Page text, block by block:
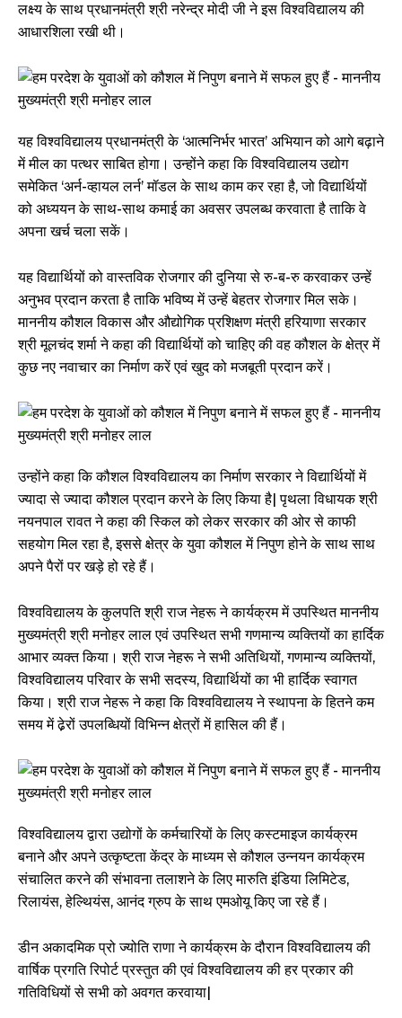
लक्ष्य के साथ प्रधानमंत्री श्री नरेन्द्र मोदी जी ने इस विश्वविद्यालय की
आधारशिला रखी थी।
यह विश्वविद्यालय प्रधानमंत्री के ‘आत्मनिर्भर भारत’ अभियान को आगे बढ़ाने
में मील का पत्थर साबित होगा। उन्होंने कहा कि विश्वविद्यालय उद्योग
समेकित ‘अर्न-व्हायल लर्न’ मॉडल के साथ काम कर रहा है, जो विद्यार्थियों
को अध्ययन के साथ-साथ कमाई का अवसर उपलब्ध करवाता है ताकि वे
अपना खर्च चला सकें।
यह विद्यार्थियों को वास्तविक रोजगार की दुनिया से रु-ब-रु करवाकर उन्हें
अनुभव प्रदान करता है ताकि भविष्य में उन्हें बेहतर रोजगार मिल सके।
माननीय कौशल विकास और औद्योगिक प्रशिक्षण मंत्री हरियाणा सरकार
श्री मूलचंद शर्मा ने कहा की विद्यार्थियों को चाहिए की वह कौशल के क्षेत्र में
कुछ नए नवाचार का निर्माण करें एवं खुद को मजबूती प्रदान करें।
उन्होंने कहा कि कौशल विश्वविद्यालय का निर्माण सरकार ने विद्यार्थियों में
ज्यादा से ज्यादा कौशल प्रदान करने के लिए किया है| पृथला विधायक श्री
नयनपाल रावत ने कहा की स्किल को लेकर सरकार की ओर से काफी
सहयोग मिल रहा है, इससे क्षेत्र के युवा कौशल में निपुण होने के साथ साथ
अपने पैरों पर खड़े हो रहे हैं।
विश्वविद्यालय के कुलपति श्री राज नेहरू ने कार्यक्रम में उपस्थित माननीय
मुख्यमंत्री श्री मनोहर लाल एवं उपस्थित सभी गणमान्य व्यक्तियों का हार्दिक
आभार व्यक्त किया। श्री राज नेहरू ने सभी अतिथियों, गणमान्य व्यक्तियों,
विश्वविद्यालय परिवार के सभी सदस्य, विद्यार्थियों का भी हार्दिक स्वागत
किया। श्री राज नेहरू ने कहा कि विश्वविद्यालय ने स्थापना के हितने कम
समय में ढे़रों उपलब्धियों विभिन्न क्षेत्रों में हासिल की हैं।
विश्वविद्यालय द्वारा उद्योगों के कर्मचारियों के लिए कस्टमाइज कार्यक्रम
बनाने और अपने उत्कृष्टता केंद्र के माध्यम से कौशल उन्नयन कार्यक्रम
संचालित करने की संभावना तलाशने के लिए मारुति इंडिया लिमिटेड,
रिलायंस, हेल्थियंस, आनंद ग्रुप के साथ एमओयू किए जा रहे हैं।
डीन अकादमिक प्रो ज्योति राणा ने कार्यक्रम के दौरान विश्वविद्यालय की
वार्षिक प्रगति रिपोर्ट प्रस्तुत की एवं विश्वविद्यालय की हर प्रकार की
गतिविधियों से सभी को अवगत करवाया|